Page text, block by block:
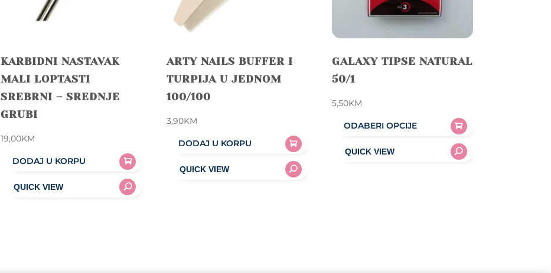
KARBIDNI NASTAVAK
MALI LOPTASTI
SREBRNI – SREDNJE
GRUBI
19,00KM
DODAJ U KORPU
ARTY NAILS BUFFER I
TURPIJA U JEDNOM
100/100
3,90KM
DODAJ U KORPU
GALAXY TIPSE NATURAL
50/1
5,50KM
ODABERI OPCIJE
product